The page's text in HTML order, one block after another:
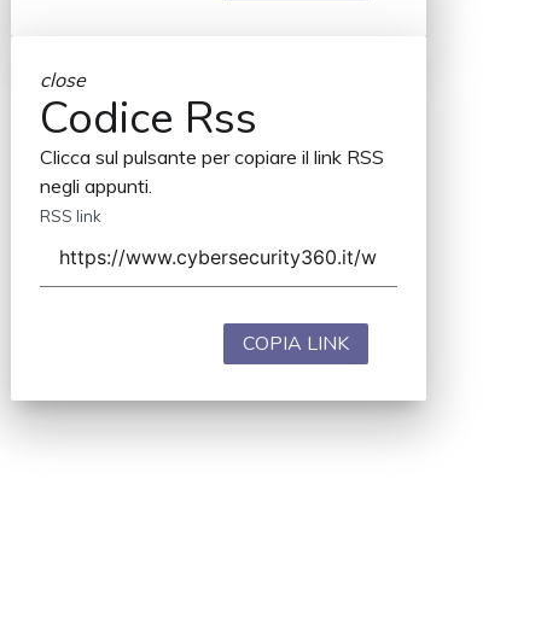
close
Codice Rss
Clicca sul pulsante per copiare il link RSS
negli appunti.
RSS link
COPIA LINK